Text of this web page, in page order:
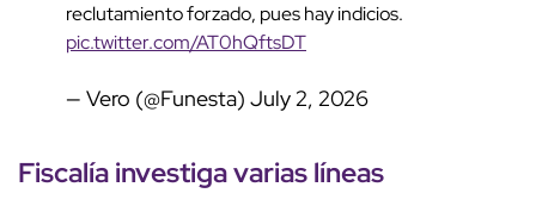
reclutamiento forzado, pues hay indicios.
pic.twitter.com/AT0hQftsDT
— Vero (@Funesta) July 2, 2026
Fiscalía investiga varias líneas